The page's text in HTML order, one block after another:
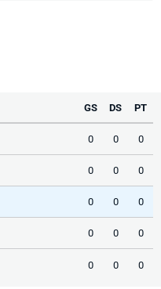
GS DS PT
0 0 0
0 0 0
0 0 0
0 0 0
0 0 0